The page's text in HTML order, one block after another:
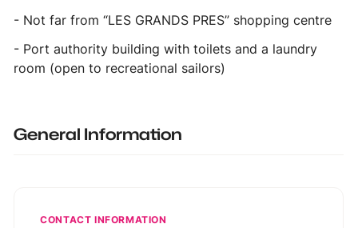
- Not far from “LES GRANDS PRES” shopping centre
- Port authority building with toilets and a laundry
room (open to recreational sailors)
General Information
CONTACT INFORMATION